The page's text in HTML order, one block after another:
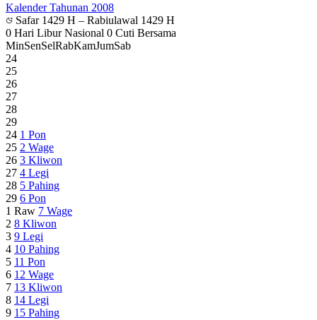
Kalender Tahunan 2008
Safar 1429 H – Rabiulawal 1429 H
0 Hari Libur Nasional 0 Cuti Bersama
MinSenSelRabKamJumSab
24
25
26
27
28
29
24 1 Pon
25 2 Wage
26 3 Kliwon
27 4 Legi
28 5 Pahing
29 6 Pon
1 Raw 7 Wage
2 8 Kliwon
3 9 Legi
4 10 Pahing
5 11 Pon
6 12 Wage
7 13 Kliwon
8 14 Legi
9 15 Pahing